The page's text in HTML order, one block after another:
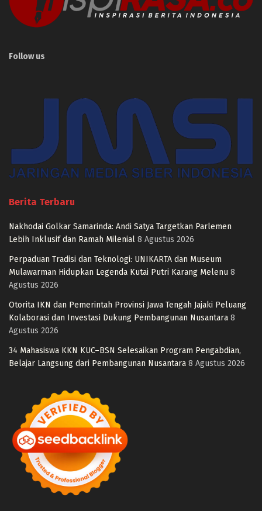
Follow us
Berita Terbaru
Nakhodai Golkar Samarinda: Andi Satya Targetkan Parlemen
Lebih Inklusif dan Ramah Milenial 8 Agustus 2026
Perpaduan Tradisi dan Teknologi: UNIKARTA dan Museum
Mulawarman Hidupkan Legenda Kutai Putri Karang Melenu 8
Agustus 2026
Otorita IKN dan Pemerintah Provinsi Jawa Tengah Jajaki Peluang
Kolaborasi dan Investasi Dukung Pembangunan Nusantara 8
Agustus 2026
34 Mahasiswa KKN KUC–BSN Selesaikan Program Pengabdian,
Belajar Langsung dari Pembangunan Nusantara 8 Agustus 2026